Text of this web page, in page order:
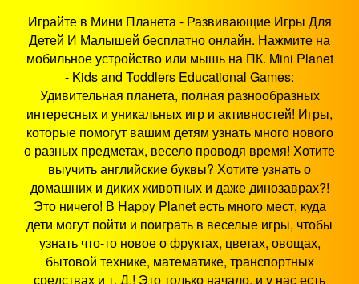
Играйте в Мини Планета - Развивающие Игры Для
Детей И Малышей бесплатно онлайн. Нажмите на
мобильное устройство или мышь на ПК. Mini Planet
- Kids and Toddlers Educational Games:
Удивительная планета, полная разнообразных
интересных и уникальных игр и активностей! Игры,
которые помогут вашим детям узнать много нового
о разных предметах, весело проводя время! Хотите
выучить английские буквы? Хотите узнать о
домашних и диких животных и даже динозаврах?!
Это ничего! В Happy Planet есть много мест, куда
дети могут пойти и поиграть в веселые игры, чтобы
узнать что-то новое о фруктах, цветах, овощах,
бытовой технике, математике, транспортных
средствах и т. Д.! Это только начало, и у нас есть